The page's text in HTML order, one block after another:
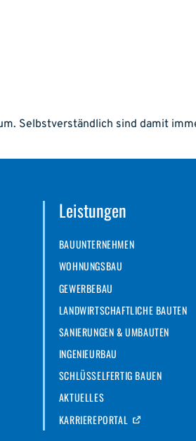
Selbstverständlich sind damit
Leistungen
BAUUNTERNEHMEN
WOHNUNGSBAU
GEWERBEBAU
LANDWIRTSCHAFTLICHE BAUTEN
SANIERUNGEN & UMBAUTEN
INGENIEURBAU
SCHLÜSSELFERTIG BAUEN
AKTUELLES
KARRIEREPORTAL